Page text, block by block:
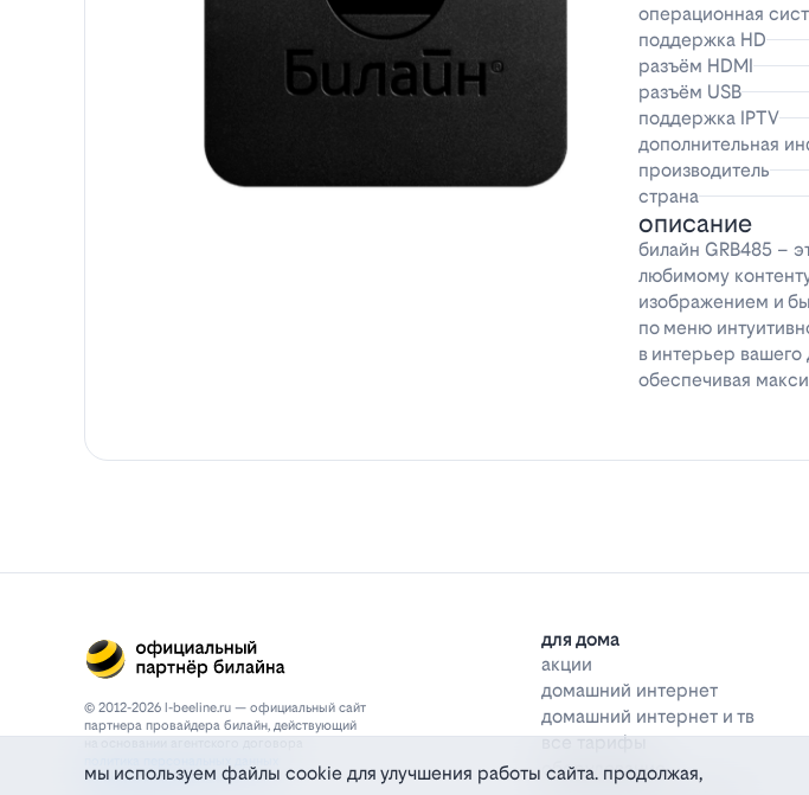
операционная
поддержка HD
разъём HDMI
разъём USB
поддержка IPTV
дополнительная
производитель
страна
описание
билайн GRB485 –
любимому
изображением и
по меню
в интерьер
обеспечивая
© 2012-2026 l-beeline.ru — официальный сайт
партнера провайдера билайн, действующий
политика конфиденциальности
для дома
акции
домашний интернет
домашний интернет и тв
все тарифы
оборудование
мы используем файлы cookie для улучшения работы сайта. продолжая,